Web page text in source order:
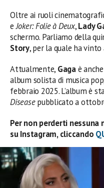
Oltre ai ruoli
eJoker: Folie à Deux,Lady
schermo. Parliamo della
Story, per la quale ha vinto
Attualmente, Gagaè
album solista di musica
febbraio 2025. L’album è
Diseasepubblicato a
Per non perderti nessuna
su Instagram, cliccando